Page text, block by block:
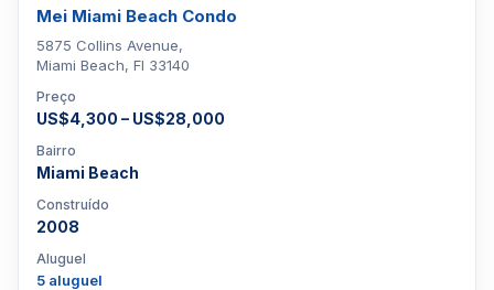
Mei Miami Beach Condo
5875 Collins Avenue,
Miami Beach, Fl 33140
Preço
US$4,300 – US$28,000
Bairro
Miami Beach
Construído
2008
Aluguel
5 aluguel